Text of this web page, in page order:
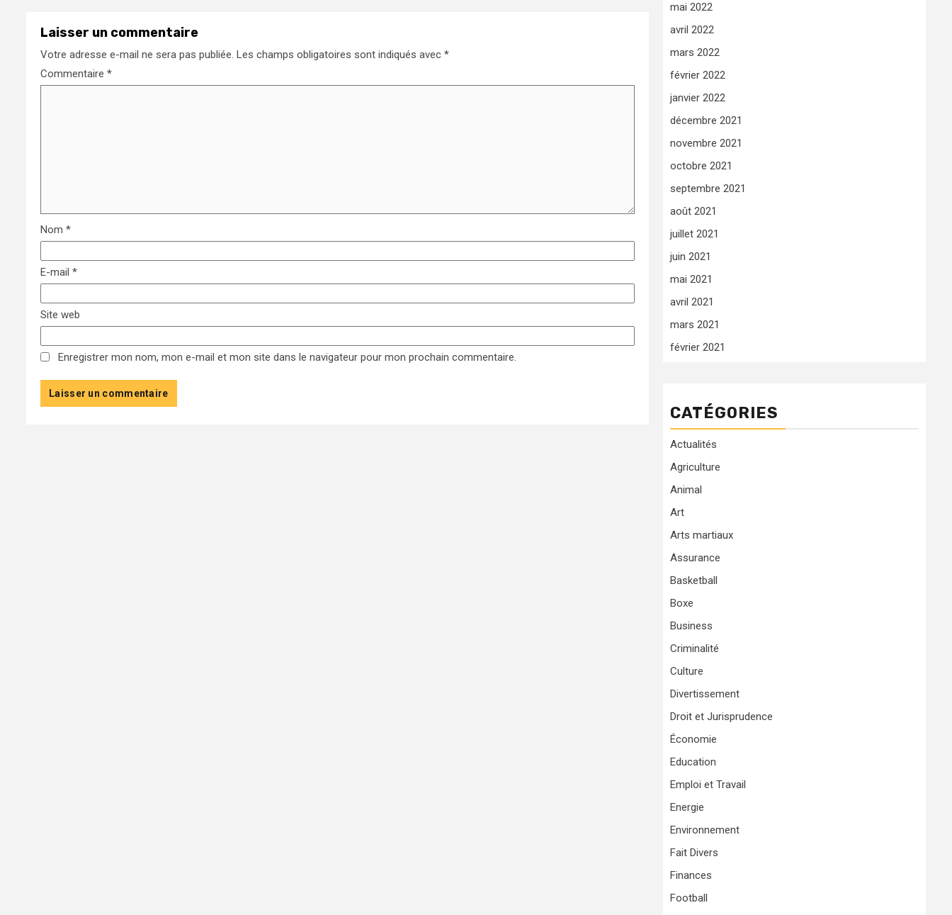
Laisser un commentaire
Votre adresse e-mail ne sera pas publiée. Les champs obligatoires sont indiqués avec *
Commentaire *
Nom *
E-mail *
Site web
Enregistrer mon nom, mon e-mail et mon site dans le navigateur pour mon prochain commentaire.
mai 2022
avril 2022
mars 2022
février 2022
janvier 2022
décembre 2021
novembre 2021
octobre 2021
septembre 2021
août 2021
juillet 2021
juin 2021
mai 2021
avril 2021
mars 2021
février 2021
CATÉGORIES
Actualités
Agriculture
Animal
Art
Arts martiaux
Assurance
Basketball
Boxe
Business
Criminalité
Culture
Divertissement
Droit et Jurisprudence
Économie
Education
Emploi et Travail
Energie
Environnement
Fait Divers
Finances
Football